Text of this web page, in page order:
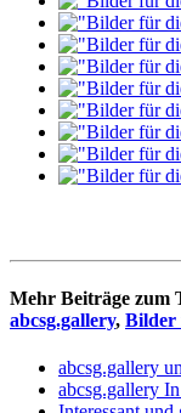
Mehr Beiträge zum
abcsg.gallery, Bilder
abcsg.gallery
abcsg.gallery